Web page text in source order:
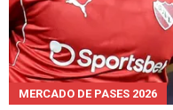
MERCADO DE PASES 2026